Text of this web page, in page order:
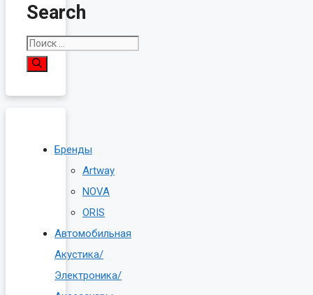
Search
Поиск:
Бренды
Artway
NOVA
ORIS
Автомобильная
Акустика/
Электроника/